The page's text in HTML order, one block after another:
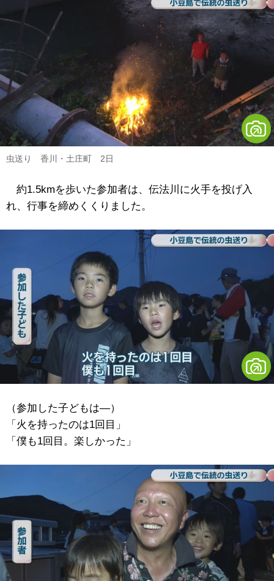
虫送り 香川・土庄町 2日
約1.5kmを歩いた参加者は、伝法川に火手を投げ入
れ、行事を締めくくりました。
（参加した子どもは―）
「火を持ったのは1回目」
「僕も1回目。楽しかった」